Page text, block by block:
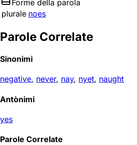
Forme della parola
plurale noes
Parole Correlate
Sinonimi
negative, never, nay, nyet, naught
Antònimi
yes
Parole Correlate